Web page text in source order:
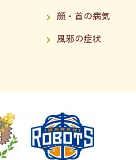
顔・首の病気
風邪の症状